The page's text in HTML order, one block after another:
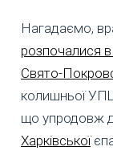
Нагадаємо,
розпочалися
Свято-
колишньої
що упродовж
Харківської